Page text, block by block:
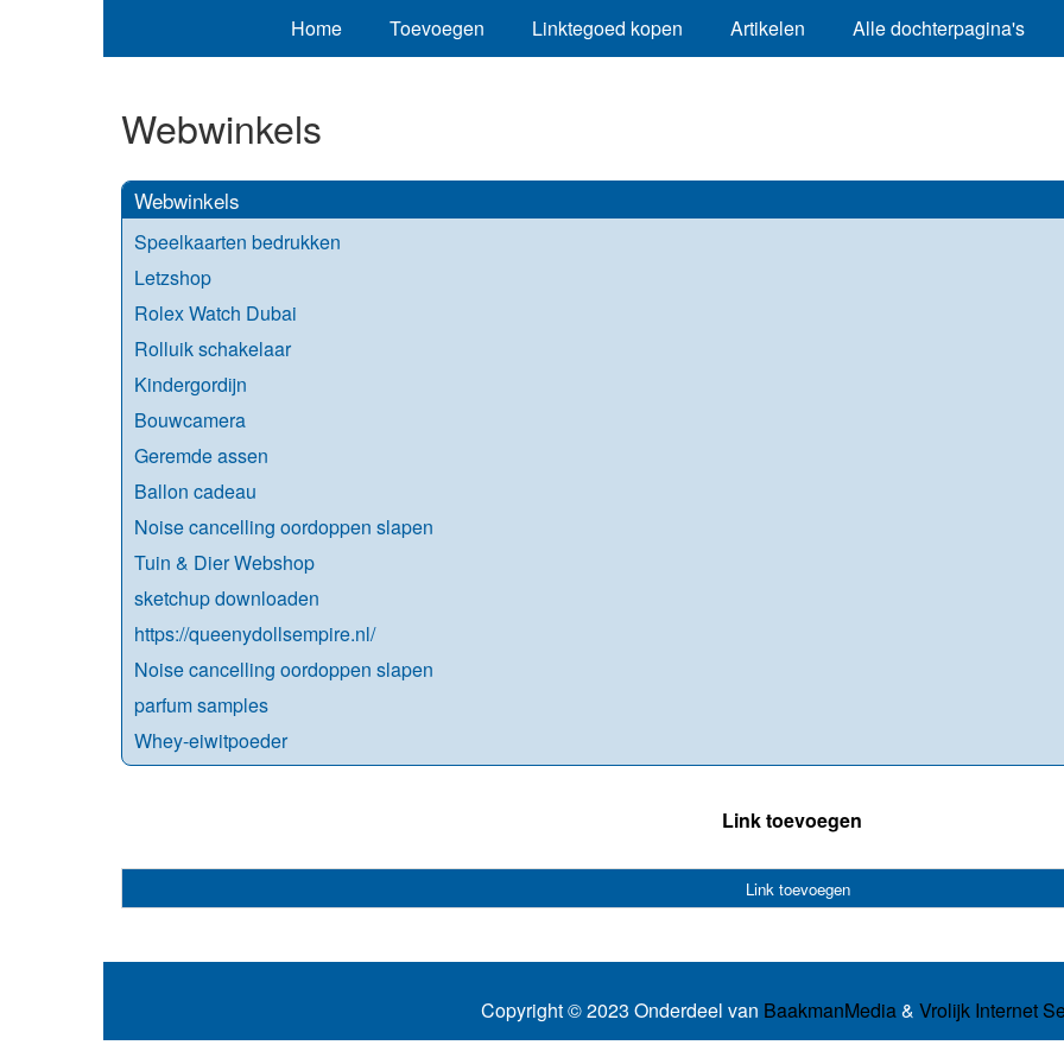
Home Toevoegen Linktegoed kopen Artikelen Alle dochterpagina's
Webwinkels
Webwinkels
Speelkaarten bedrukken
Letzshop
Rolex Watch Dubai
Rolluik schakelaar
Kindergordijn
Bouwcamera
Geremde assen
Ballon cadeau
Noise cancelling oordoppen slapen
Tuin & Dier Webshop
sketchup downloaden
https://queenydollsempire.nl/
Noise cancelling oordoppen slapen
parfum samples
Whey-eiwitpoeder
Link toevoegen
Link toevoegen
Copyright © 2023 Onderdeel van BaakmanMedia& Vrolijk Internet